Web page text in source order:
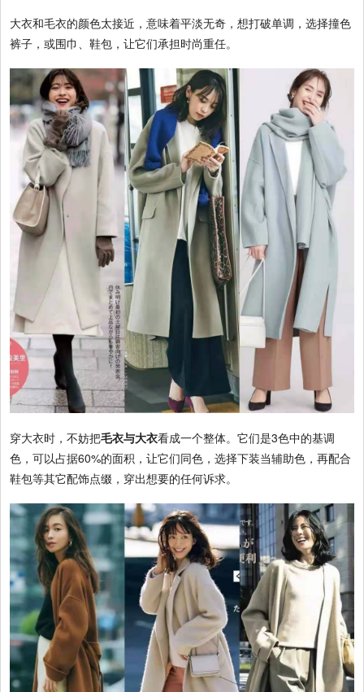
大衣和毛衣的颜色太接近，意味着平淡无奇，想打破单调，选择撞色
裤子，或围巾、鞋包，让它们承担时尚重任。
穿大衣时，不妨把毛衣与大衣看成一个整体。它们是3色中的基调
色，可以占据60%的面积，让它们同色，选择下装当辅助色，再配合
鞋包等其它配饰点缀，穿出想要的任何诉求。